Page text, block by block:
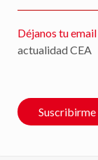
Déjanos tu email
actualidad CEA
Suscribirme